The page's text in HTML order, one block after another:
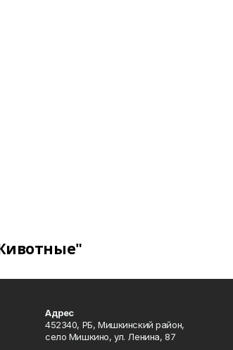
Адрес
452340, РБ, Мишкинский район,
село Мишкино, ул. Ленина, 87